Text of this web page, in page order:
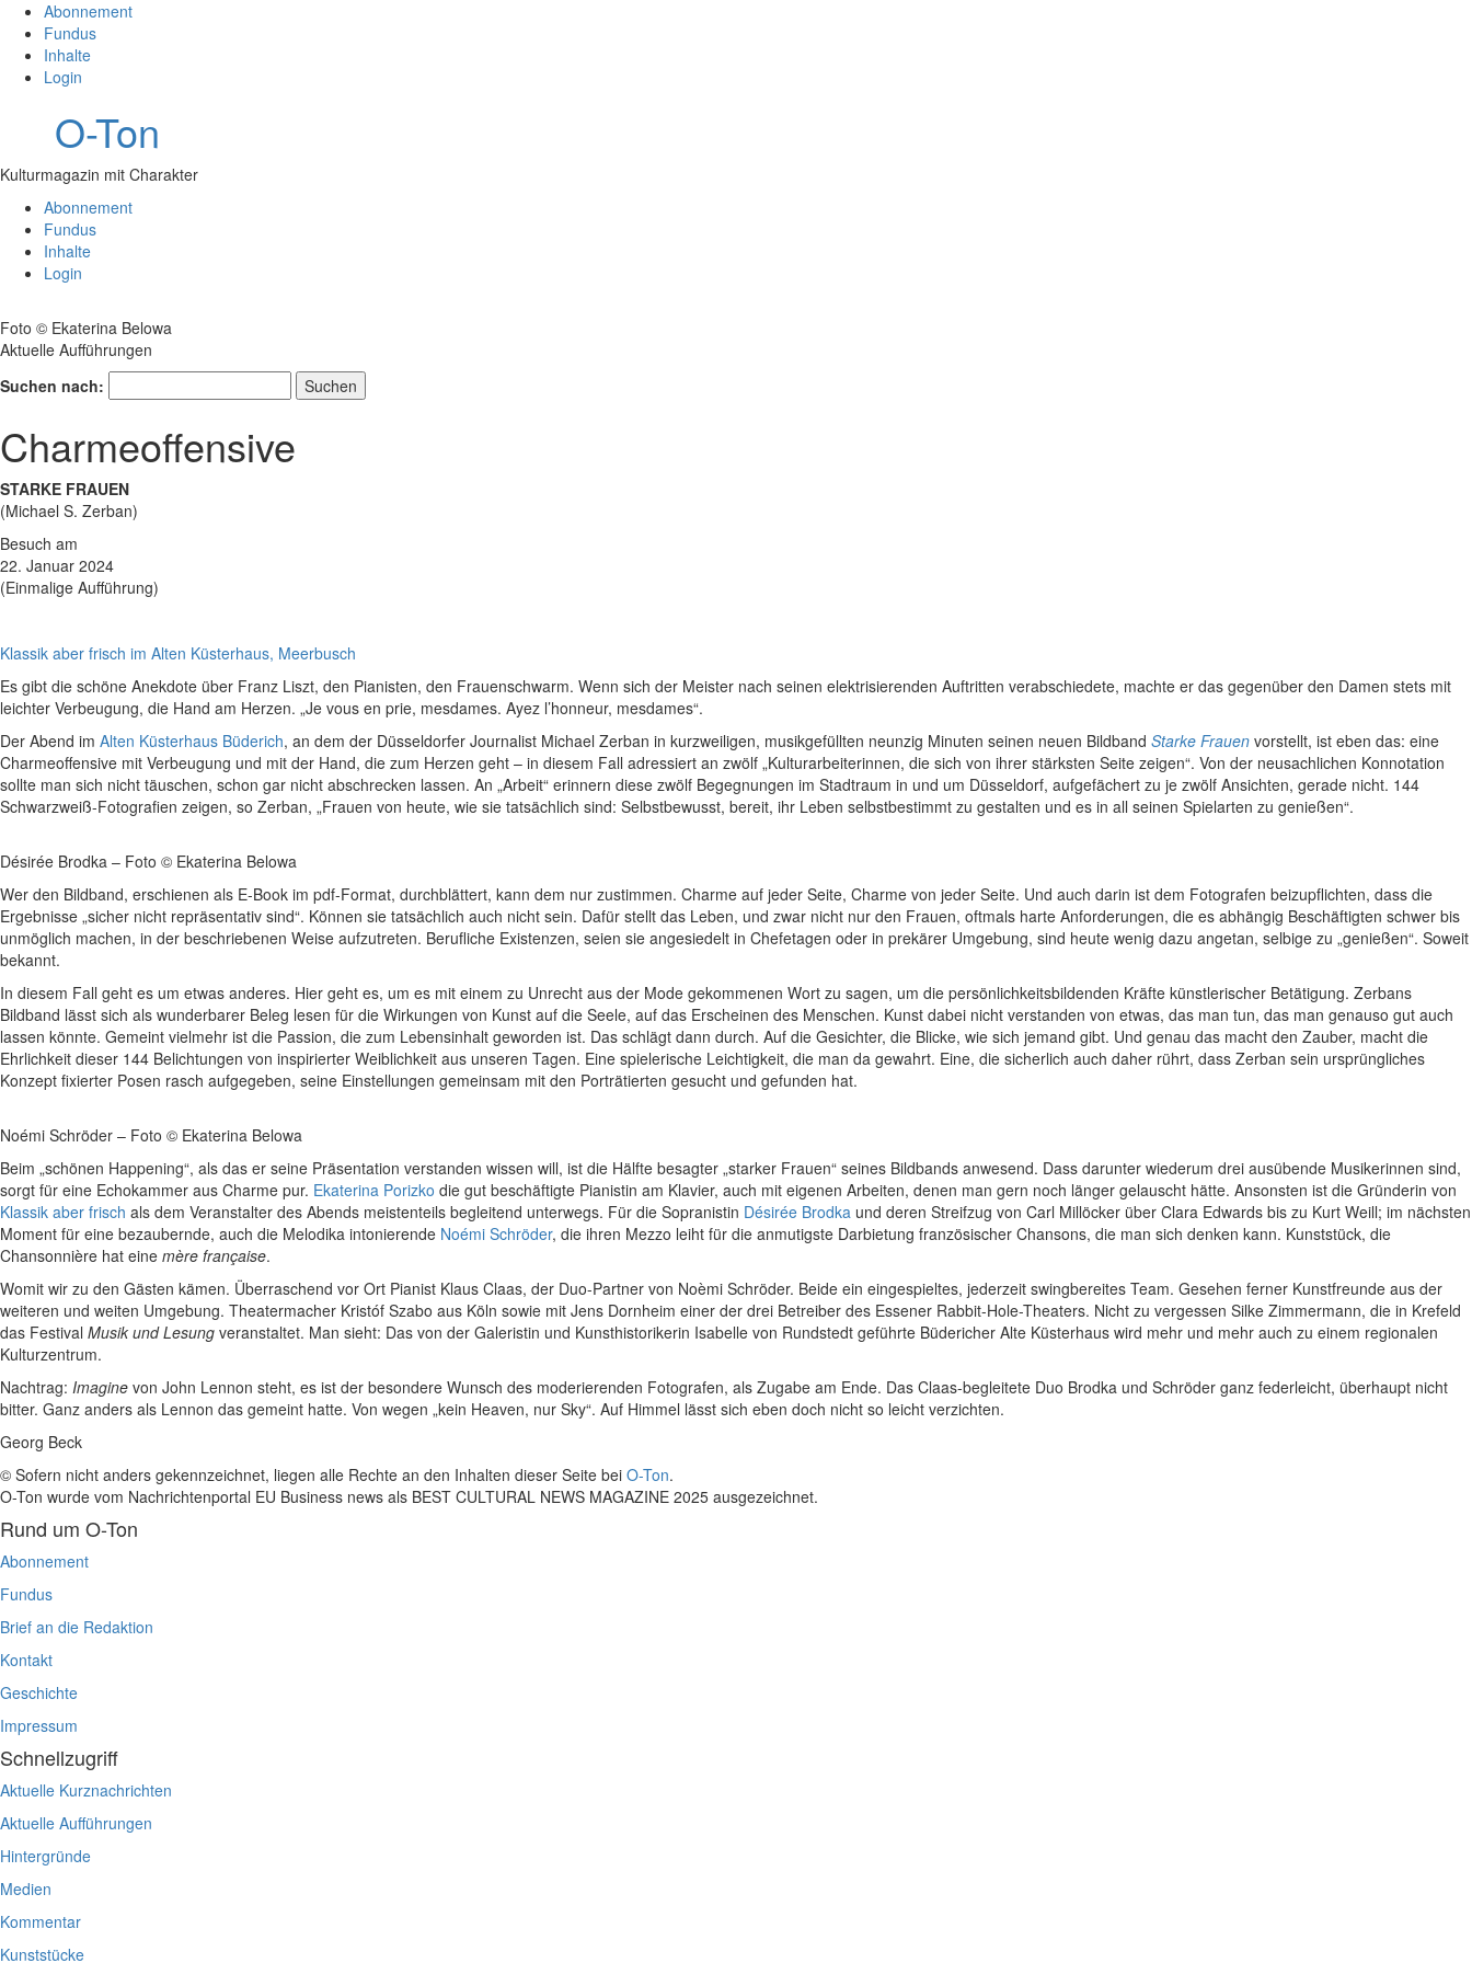
Abonnement
Fundus
Inhalte
Login
O-Ton
Kulturmagazin mit Charakter
Abonnement
Fundus
Inhalte
Login
Foto © Ekaterina Belowa
Aktuelle Aufführungen
Suchen nach:
Charmeoffensive
STARKE FRAUEN
(Michael S. Zerban)
Besuch am
22. Januar 2024
(Einmalige Aufführung)
Klassik aber frisch im Alten Küsterhaus, Meerbusch
Es gibt die schöne Anekdote über Franz Liszt, den Pianisten, den Frauenschwarm. Wenn sich der Meister nach seinen elektrisie­renden Auftritten verabschiedete, machte er das gegenüber den Damen stets mit
leichter Verbeugung, die Hand am Herzen. „Je vous en prie, mesdames. Ayez l’honneur, mesdames“.
Der Abend im Alten Küster­haus Büderich, an dem der Düsseldorfer Journalist Michael Zerban in kurzweiligen, musikgefüllten neunzig Minuten seinen neuen Bildband Starke Frauen vorstellt, ist eben das: eine
Charmeoffensive mit Verbeugung und mit der Hand, die zum Herzen geht – in diesem Fall adressiert an zwölf „Kulturarbeiterinnen, die sich von ihrer stärksten Seite zeigen“. Von der neusachlichen Konnotation
sollte man sich nicht täuschen, schon gar nicht abschrecken lassen. An „Arbeit“ erinnern diese zwölf Begegnungen im Stadtraum in und um Düsseldorf, aufgefächert zu je zwölf Ansichten, gerade nicht. 144
Schwarzweiß-Fotografien zeigen, so Zerban, „Frauen von heute, wie sie tatsächlich sind: Selbstbewusst, bereit, ihr Leben selbstbestimmt zu gestalten und es in all seinen Spielarten zu genießen“.
Désirée Brodka – Foto © Ekaterina Belowa
Wer den Bildband, erschienen als E-Book im pdf-Format, durchblättert, kann dem nur zustimmen. Charme auf jeder Seite, Charme von jeder Seite. Und auch darin ist dem Fotografen beizupflichten, dass die
Ergebnisse „sicher nicht repräsentativ sind“. Können sie tatsächlich auch nicht sein. Dafür stellt das Leben, und zwar nicht nur den Frauen, oftmals harte Anforderungen, die es abhängig Beschäftigten schwer bis
unmöglich machen, in der beschriebenen Weise aufzutreten. Berufliche Existenzen, seien sie angesiedelt in Chefetagen oder in prekärer Umgebung, sind heute wenig dazu angetan, selbige zu „genießen“. Soweit
bekannt.
In diesem Fall geht es um etwas anderes. Hier geht es, um es mit einem zu Unrecht aus der Mode gekommenen Wort zu sagen, um die persönlichkeitsbildenden Kräfte künstlerischer Betätigung. Zerbans
Bildband lässt sich als wunderbarer Beleg lesen für die Wirkungen von Kunst auf die Seele, auf das Erscheinen des Menschen. Kunst dabei nicht verstanden von etwas, das man tun, das man genauso gut auch
lassen könnte. Gemeint vielmehr ist die Passion, die zum Lebensinhalt geworden ist. Das schlägt dann durch. Auf die Gesichter, die Blicke, wie sich jemand gibt. Und genau das macht den Zauber, macht die
Ehrlichkeit dieser 144 Belichtungen von inspirierter Weiblichkeit aus unseren Tagen. Eine spielerische Leichtigkeit, die man da gewahrt. Eine, die sicherlich auch daher rührt, dass Zerban sein ursprüngliches
Konzept fixierter Posen rasch aufgegeben, seine Einstellungen gemeinsam mit den Porträtierten gesucht und gefunden hat.
Noémi Schröder – Foto © Ekaterina Belowa
Beim „schönen Happening“, als das er seine Präsentation verstanden wissen will, ist die Hälfte besagter „starker Frauen“ seines Bildbands anwesend. Dass darunter wiederum drei ausübende Musikerinnen sind,
sorgt für eine Echokammer aus Charme pur. Ekaterina Porizko die gut beschäftigte Pianistin am Klavier, auch mit eigenen Arbeiten, denen man gern noch länger gelauscht hätte. Ansonsten ist die Gründerin von
Klassik aber frisch als dem Veranstalter des Abends meistenteils begleitend unterwegs. Für die Sopranistin Désirée Brodka und deren Streifzug von Carl Millöcker über Clara Edwards bis zu Kurt Weill; im nächsten
Moment für eine bezaubernde, auch die Melodika intonierende Noémi Schröder, die ihren Mezzo leiht für die anmutigste Darbietung französischer Chansons, die man sich denken kann. Kunststück, die
Chansonnière hat eine mère française.
Womit wir zu den Gästen kämen. Überraschend vor Ort Pianist Klaus Claas, der Duo-Partner von Noèmi Schröder. Beide ein eingespieltes, jederzeit swingbereites Team. Gesehen ferner Kunstfreunde aus der
weiteren und weiten Umgebung. Theatermacher Kristóf Szabo aus Köln sowie mit Jens Dornheim einer der drei Betreiber des Essener Rabbit-Hole-Theaters. Nicht zu vergessen Silke Zimmermann, die in Krefeld
das Festival Musik und Lesung veranstaltet. Man sieht: Das von der Galeristin und Kunsthistorikerin Isabelle von Rundstedt geführte Büdericher Alte Küsterhaus wird mehr und mehr auch zu einem regionalen
Kulturzentrum.
Nachtrag: Imagine von John Lennon steht, es ist der besondere Wunsch des moderierenden Fotografen, als Zugabe am Ende. Das Claas-begleitete Duo Brodka und Schröder ganz federleicht, überhaupt nicht
bitter. Ganz anders als Lennon das gemeint hatte. Von wegen „kein Heaven, nur Sky“. Auf Himmel lässt sich eben doch nicht so leicht verzichten.
Georg Beck
© Sofern nicht anders gekennzeichnet, liegen alle Rechte an den Inhalten dieser Seite bei O-Ton.
O-Ton wurde vom Nachrichtenportal EU Business news als BEST CULTURAL NEWS MAGAZINE 2025 ausgezeichnet.
Rund um O-Ton
Abonnement
Fundus
Brief an die Redaktion
Kontakt
Geschichte
Impressum
Schnellzugriff
Aktuelle Kurznachrichten
Aktuelle Aufführungen
Hintergründe
Medien
Kommentar
Kunststücke